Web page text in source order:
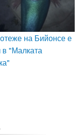
на Бийонсе е
"Малката